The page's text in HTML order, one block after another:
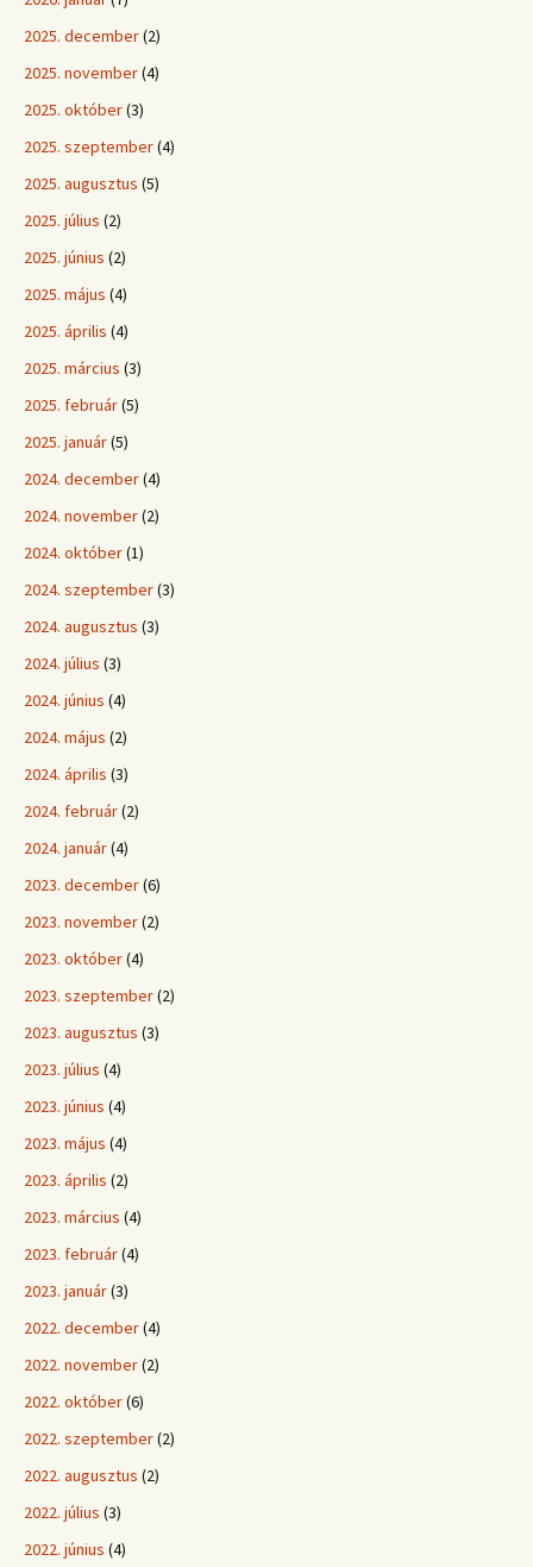
2025. december(2)
2025. november(4)
2025. október(3)
2025. szeptember(4)
2025. augusztus (5)
2025. július (2)
2025. június (2)
2025. május (4)
2025. április (4)
2025. március (3)
2025. február(5)
2025. január(5)
2024. december(4)
2024. november(2)
2024. október(1)
2024. szeptember(3)
2024. augusztus (3)
2024. július (3)
2024. június (4)
2024. május (2)
2024. április (3)
2024. február(2)
2024. január(4)
2023. december(6)
2023. november(2)
2023. október(4)
2023. szeptember(2)
2023. augusztus (3)
2023. július (4)
2023. június (4)
2023. május (4)
2023. április (2)
2023. március (4)
2023. február(4)
2023. január(3)
2022. december(4)
2022. november(2)
2022. október(6)
2022. szeptember(2)
2022. augusztus (2)
2022. július (3)
2022. június (4)